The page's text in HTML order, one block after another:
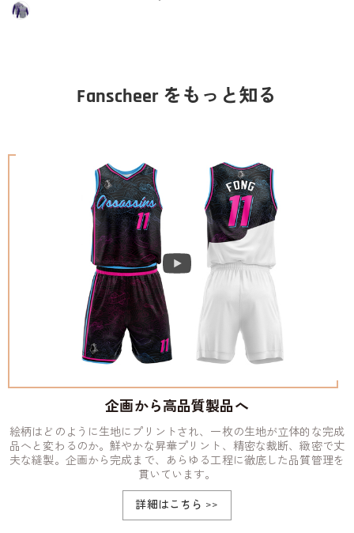
Fanscheer をもっと知る
企画から高品質製品へ
絵柄はどのように生地にプリントされ、一枚の生地が立体的な完成
品へと変わるのか。鮮やかな昇華プリント、精密な裁断、緻密で丈
夫な縫製。企画から完成まで、あらゆる工程に徹底した品質管理を
貫いています。
詳細はこちら >>